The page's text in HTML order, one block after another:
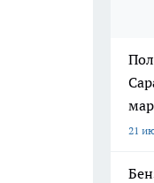
21